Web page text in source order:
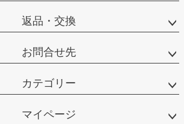
返品・交換
お問合せ先
カテゴリー
マイページ